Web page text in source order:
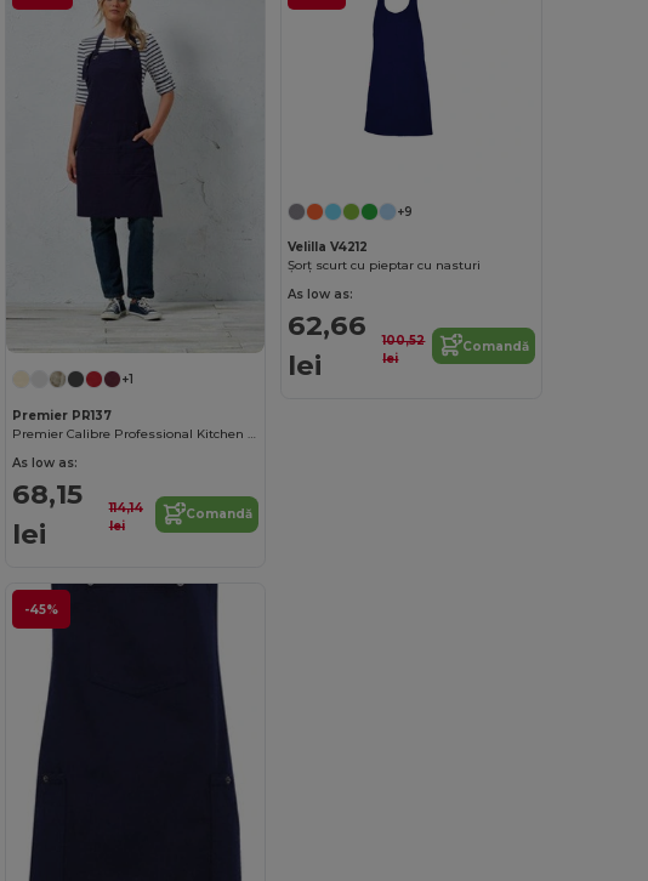
+1
Premier PR137
Premier Calibre Professional Kitchen Bib Apron
As low as:
68,15
lei
114,14
lei
Comandă
+9
Velilla V4212
Șorț scurt cu pieptar cu nasturi
As low as:
62,66
lei
100,52
lei
Comandă
-45%